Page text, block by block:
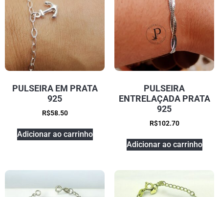
PULSEIRA EM PRATA
925
R$58.50
Adicionar ao carrinho
PULSEIRA
ENTRELAÇADA PRATA
925
R$102.70
Adicionar ao carrinho